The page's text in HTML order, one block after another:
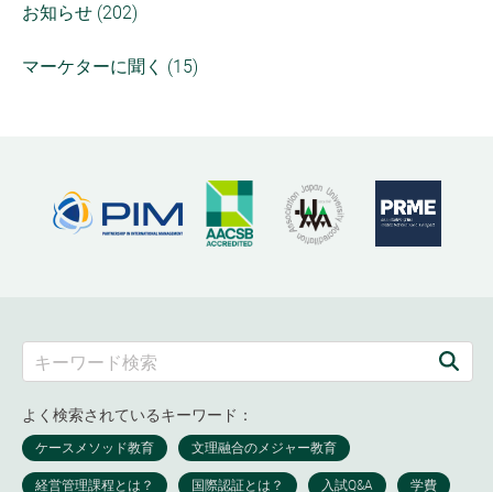
お知らせ (202)
マーケターに聞く (15)
よく検索されているキーワード：